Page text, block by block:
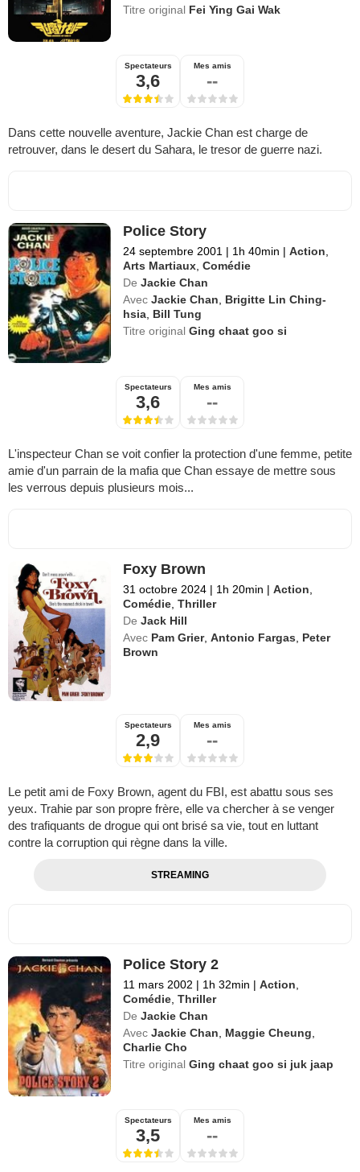
Titre original Fei Ying Gai Wak
Spectateurs
3,6
Mes amis
--
Dans cette nouvelle aventure, Jackie Chan est charge de
retrouver, dans le desert du Sahara, le tresor de guerre nazi.
Police Story
24 septembre 2001 | 1h 40min | Action
Arts Martiaux ,Comédie
De Jackie Chan
Avec Jackie Chan
Brigitte Lin Ching-
hsia Bill Tung
Titre originalGing chaat goo si
Spectateurs
3,6
Mes amis
--
L'inspecteur Chan se voit confier la protection d'une femme, petite
amie d'un parrain de la mafia que Chan essaye de mettre sous
les verrous depuis plusieurs mois...
Foxy Brown
31 octobre 2024 | 1h 20min | Action
Comédie ,Thriller
De Jack Hill
Avec Pam Grier,Antonio Fargas
Peter
Brown
Spectateurs
2,9
Mes amis
--
Le petit ami de Foxy Brown, agent du FBI, est abattu sous ses
yeux. Trahie par son propre frère, elle va chercher à se venger
des trafiquants de drogue qui ont brisé sa vie, tout en luttant
contre la corruption qui règne dans la ville.
STREAMING
Police Story 2
11 mars 2002 | 1h 32min | Action
Comédie ,Thriller
De Jackie Chan
Avec Jackie Chan Maggie Cheung
Charlie Cho
Titre originalGing chaat goo si juk jaap
Spectateurs
3,5
Mes amis
--